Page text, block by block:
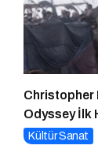
Christopher
Odyssey İlk
Salladı!
Kültür Sanat